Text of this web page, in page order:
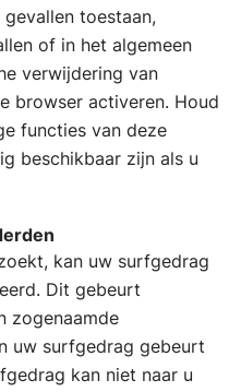
toestaan,
of in het algemeen
verwijdering van
browser activeren. Houd
functies van deze
beschikbaar zijn als u
kan uw surfgedrag
Dit gebeurt
zogenaamde
uw surfgedrag gebeurt
kan niet naar u